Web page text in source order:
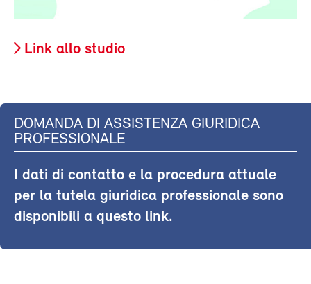
Link allo studio
DOMANDA DI ASSISTENZA GIURIDICA
PROFESSIONALE
I dati di contatto e la procedura attuale
per la tutela giuridica professionale sono
disponibili a questo link.